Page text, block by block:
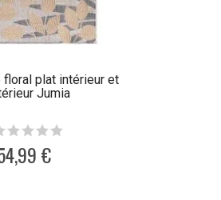
floral plat intérieur et
Jumia
€